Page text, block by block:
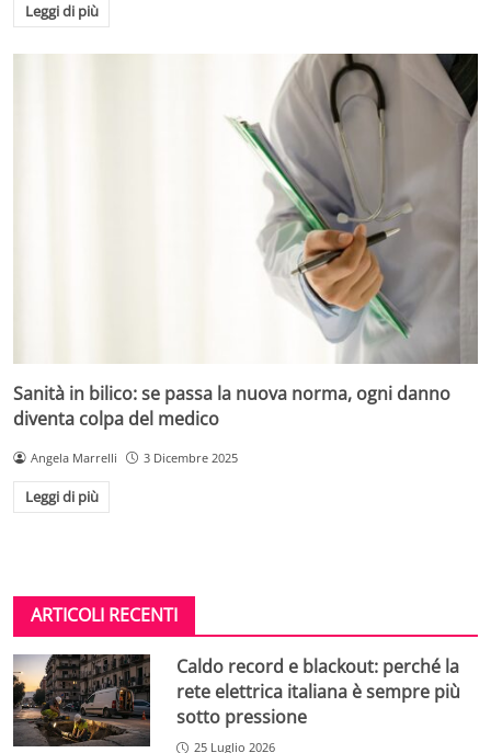
Leggi di più
Sanità in bilico: se passa la nuova norma, ogni danno
diventa colpa del medico
Angela Marrelli 3 Dicembre 2025
Leggi di più
ARTICOLI RECENTI
Caldo record e blackout: perché la
rete elettrica italiana è sempre più
sotto pressione
25 Luglio 2026